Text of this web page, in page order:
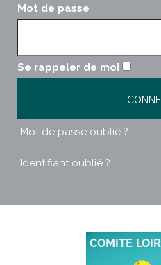
Mot de passe
Se rappeler de moi
Mot de passe oublié ?
Identifiant oublié ?